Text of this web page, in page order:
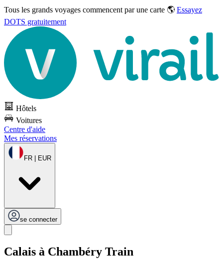
Tous les grands voyages commencent par une carte 🌎 Essayez
DOTS gratuitement
Hôtels
Voitures
Centre d'aide
Mes réservations
FR | EUR
se connecter
Calais à Chambéry Train